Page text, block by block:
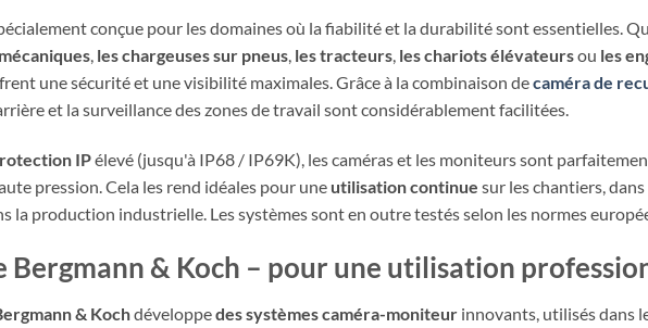
conçue pour les domaines où la fiabilité et la durabilité sont essentielles.
, les chargeuses sur pneus, les tracteurs, les chariots élévateursou les
une sécurité et une visibilité maximales. Grâce à la combinaison decaméra de
et la surveillance des zones de travail sont considérablement facilitées.
IPélevé (jusqu'à IP68 / IP69K), les caméras et les moniteurs sont
pression. Cela les rend idéales pour une utilisation continue sur les chantiers,
la production industrielle. Les systèmes sont en outre testés selon les normes
Bergmann & Koch – pour une utilisation
& Kochdéveloppedes systèmes caméra-moniteur innovants, utilisés dans